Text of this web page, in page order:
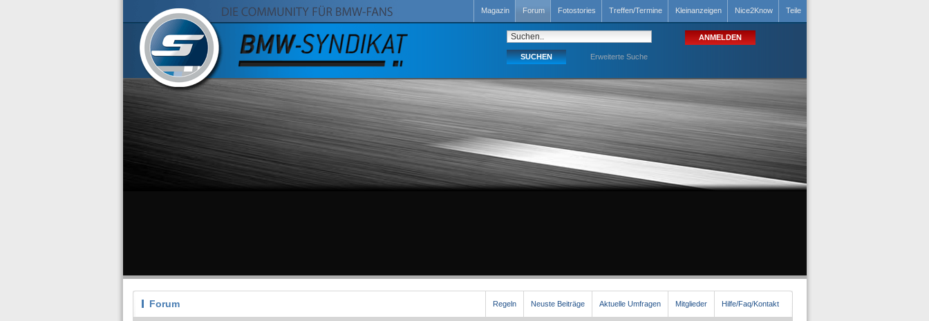
Magazin Forum Fotostories Treffen/Termine Kleinanzeigen Nice2Know Teile
Erweiterte Suche
Forum Regeln Neuste Beiträge Aktuelle Umfragen Mitglieder Hilfe/Faq/Kontakt